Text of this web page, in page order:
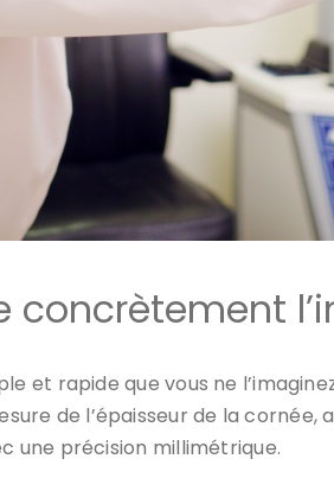
et rapide que vous ne
de l’épaisseur de la
une précision millimétrique.